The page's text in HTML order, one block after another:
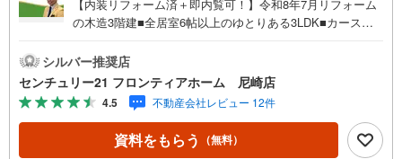
【内装リフォーム済＋即内覧可！】令和8年7月リフォーム
の木造3階建■全居室6帖以上のゆとりある3LDK■カースペ
やすい環境です 特徴・全室2面採光設計で風通しの良い住
空間・前面道路の幅員が約19mと広くお車の出し入れもス
ムーズ・豊富な収納スペースでお片付けもスッキリ リフォ
ーム内容・ユニットバス新調・洗面化粧台新調・トイレ新
調・全室クロス張替、全部屋フロアタイル張替・洗面所お
よびトイレCF張替・モニターインターホン新設、ダウンラ
シルバー推奨店
センチュリー21 フロンティアホーム 尼崎店
4.5 不動産会社レビュー 12件
資料をもらう （無料）